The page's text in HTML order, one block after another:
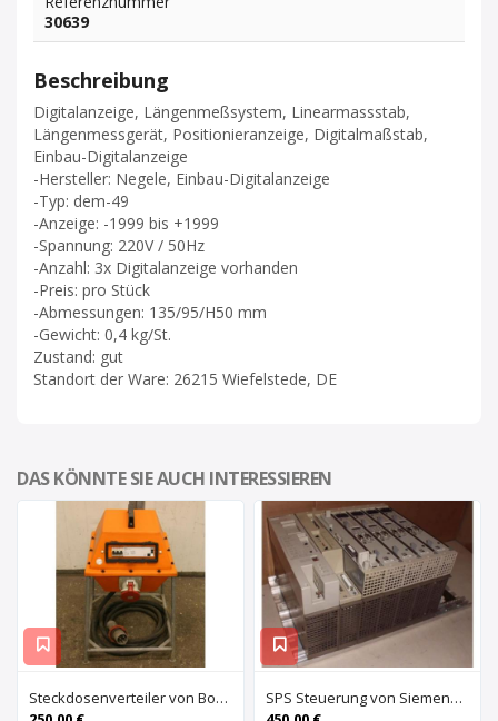
30639
Beschreibung
Digitalanzeige, Längenmeßsystem, Linearmassstab,
Längenmessgerät, Positionieranzeige, Digitalmaßstab,
Einbau-Digitalanzeige
-Hersteller: Negele, Einbau-Digitalanzeige
-Typ: dem-49
-Anzeige: -1999 bis +1999
-Spannung: 220V / 50Hz
-Anzahl: 3x Digitalanzeige vorhanden
-Preis: pro Stück
-Abmessungen: 135/95/H50 mm
-Gewicht: 0,4 kg/St.
Zustand: gut
Standort der Ware: 26215 Wiefelstede, DE
DAS KÖNNTE SIE AUCH INTERESSIEREN
Steckdosenverteiler von Bosecker – EV-2501-Z
SPS Steuerung von Siemens Phonix – S5 6ES5 491-0LB11